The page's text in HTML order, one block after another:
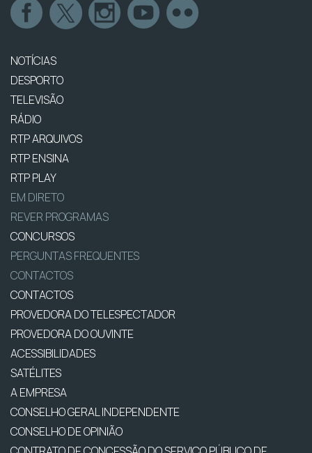
NOTÍCIAS
DESPORTO
TELEVISÃO
RÁDIO
RTP ARQUIVOS
RTP ENSINA
RTP PLAY
EM DIRETO
REVER PROGRAMAS
CONCURSOS
PERGUNTAS FREQUENTES
CONTACTOS
CONTACTOS
PROVEDORA DO TELESPECTADOR
PROVEDORA DO OUVINTE
ACESSIBILIDADES
SATÉLITES
A EMPRESA
CONSELHO GERAL INDEPENDENTE
CONSELHO DE OPINIÃO